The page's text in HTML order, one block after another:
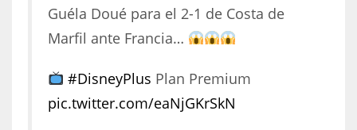
Guéla Doué para el 2-1 de Costa de
Marfil ante Francia…
#DisneyPlus Plan Premium
pic.twitter.com/eaNjGKrSkN